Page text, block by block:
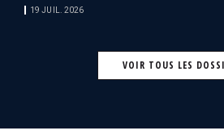
19 JUIL. 2026
VOIR TOUS LES